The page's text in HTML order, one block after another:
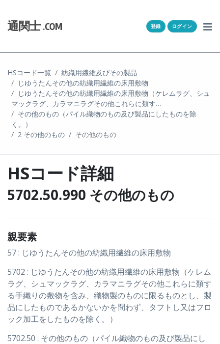
通関士 .COM 登録 ログイン
HSコード一覧
紡織用繊維及びその製品
じゆうたんその他の紡織用繊維の床用敷物
じゆうたんその他の紡織用繊維の床用敷物（ケレムラグ、シュ
マックラグ、カラマニラグその他これらに類す…
その他のもの（パイル織物のもの及び製品にしたものを除
く。）
2 その他のもの
その他のもの
HSコード詳細
5702.50.990 その他のもの
親要素
57 : じゆうたんその他の紡織用繊維の床用敷物
5702 : じゆうたんその他の紡織用繊維の床用敷物（ケレム
ラグ、シュマックラグ、カラマニラグその他これらに類す
る手織りの敷物を含み、織物製のものに限るものとし、製
品にしたものであるかないかを問わず、タフトし又はフロ
ック加工をしたものを除く。）
5702.50 : その他のもの（パイル織物のもの及び製品にし
通関Ｑ＆Ａ
通関士NEWS
HSコード